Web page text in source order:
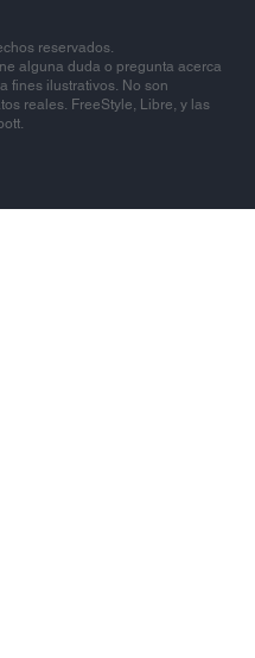
reservados.
alguna duda o pregunta acerca
fines ilustrativos. No son
reales. FreeStyle, Libre, y las